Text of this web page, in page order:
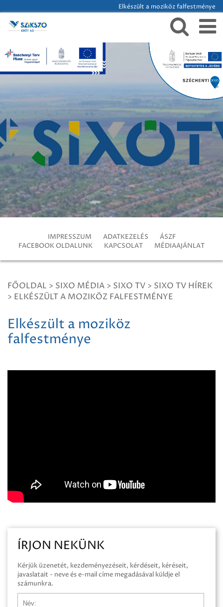
Elkészült a moziköz falfestménye
IMPRESSZUM ADATKEZELÉS
ÁSZF
FACEBOOK OLDALUNK
KAPCSOLAT MÉDIAAJÁNLAT
FŐOLDAL > SIXO MÉDIA > SIXO TV > SIXO TV HÍREK
> ELKÉSZÜLT A MOZIKÖZ FALFESTMÉNYE
Elkészült a moziköz
falfestménye
ÍRJON NEKÜNK
Kérjük üzenetét, kezdeményezéseit, kérdéseit, kéréseit,
javaslatait - neve és e-mail címe megadásával küldje el
számunkra.